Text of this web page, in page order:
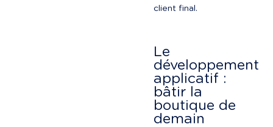
client final.
Le
développement
applicatif :
bâtir la
boutique de
demain